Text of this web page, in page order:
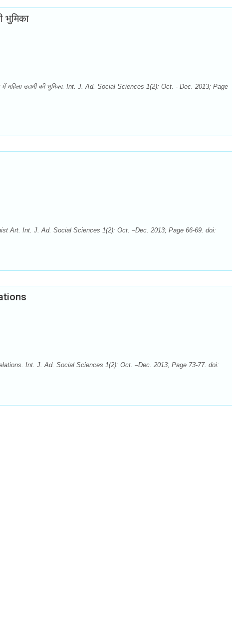
भुमिका
में महिला उद्यमी की भुमिका. Int. J. Ad. Social Sciences 1(2): Oct. - Dec. 2013; Page
Art. Int. J. Ad. Social Sciences 1(2): Oct. –Dec. 2013; Page 66-69. doi:
Int. J. Ad. Social Sciences 1(2): Oct. –Dec. 2013; Page 73-77. doi: